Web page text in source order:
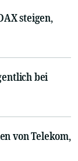
steigen,
bei
von Telekom,